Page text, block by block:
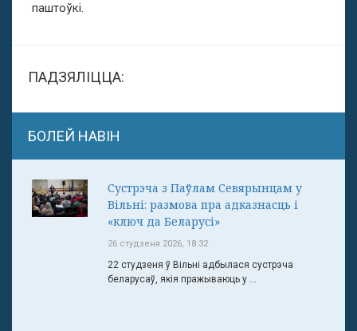
паштоўкі.
ПАДЗЯЛІЦЦА:
БОЛЕЙ НАВІН
Сустрэча з Паўлам Севярынцам у
Вільні: размова пра адказнасць і
«ключ да Беларусі»
26 студзеня 2026, 18:32
22 студзеня ў Вільні адбылася сустрэча
беларусаў, якія пражываюць у ...